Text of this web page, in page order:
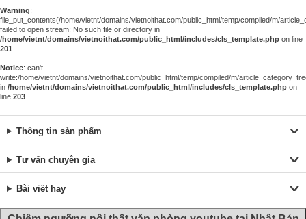
Warning:
file_put_contents(/home/vietnt/domains/vietnoithat.com/public_html/temp/compiled/m/
failed to open stream: No such file or directory in
/home/vietnt/domains/vietnoithat.com/public_html/includes/cls_template.php on line
201
Notice: can't
write:/home/vietnt/domains/vietnoithat.com/public_html/temp/compiled/m/
in /home/vietnt/domains/vietnoithat.com/public_html/includes/cls_template.php on
line 203
Thông tin sản phẩm
Tư vấn chuyên gia
Bài viết hay